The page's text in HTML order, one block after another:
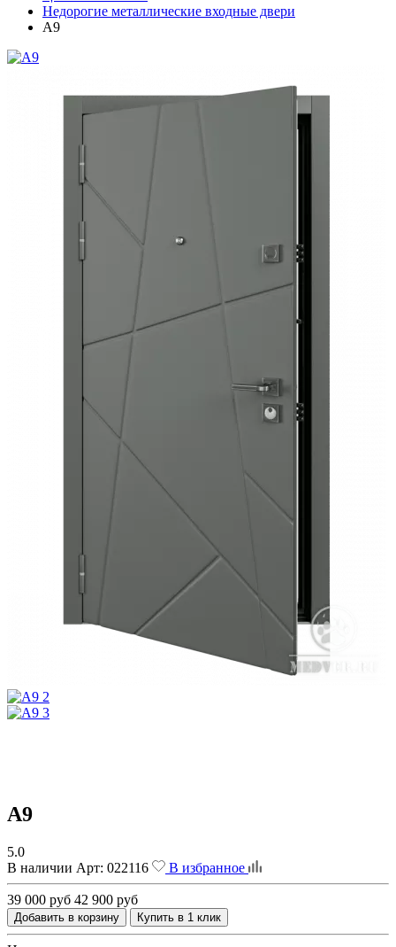
Недорогие металлические входные двери
A9
A9
5.0
В наличии Арт: 022116 В избранное
39 000 руб 42 900 руб
Добавить в корзину Купить в 1 клик